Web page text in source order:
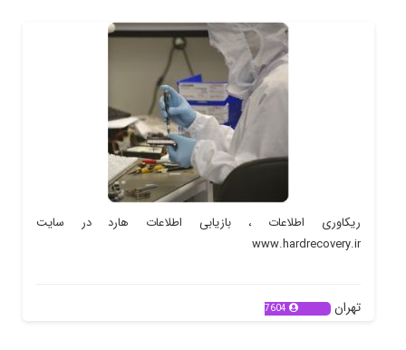
ریکاوری اطلاعات ، بازیابی اطلاعات هارد در سایت
www.hardrecovery.ir
تهران 7604